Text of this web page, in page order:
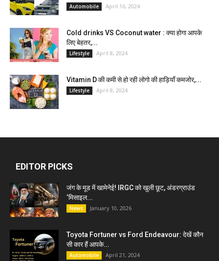
Automobile April 16, 2024
Cold drinks VS Coconut water : क्या होगा आपके
लिए बेहतर,...
Lifestyle April 8, 2024
Vitamin D की कमी से हो रही लोगो की हाड़ियाँ कमजोर,...
Lifestyle April 8, 2024
EDITOR PICKS
जंग के मूड में खामेनेई! IRGC को खुली छूट, अंडरग्राउंड
‘मिसाइल...
News January 10, 2026
Toyota Fortuner vs Ford Endeavour: देखें कौन
सी कार हैं आपके...
Automobile April 21, 2024